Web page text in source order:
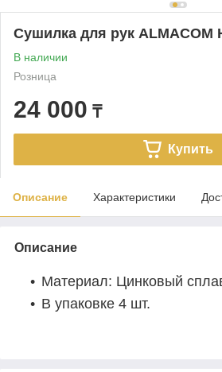
Сушилка для рук ALMACOM
В наличии
Розница
24 000 ₸
Купить
Описание Характеристики
Описание
Материал: Цинковый
В упаковке 4 шт.